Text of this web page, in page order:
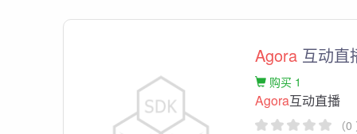
Agora 互动直
购买 1
Agora互动直播
（